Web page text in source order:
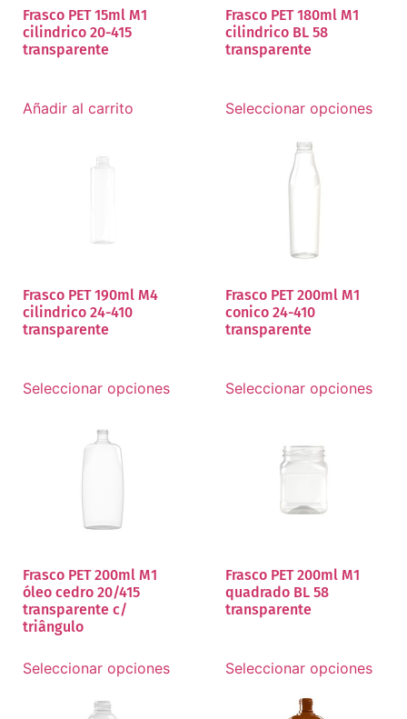
Frasco PET 15ml M1
cilindrico 20-415
transparente
Añadir al carrito
Frasco PET 180ml M1
cilindrico BL 58
transparente
Seleccionar opciones
Frasco PET 190ml M4
cilindrico 24-410
transparente
Seleccionar opciones
Frasco PET 200ml M1
conico 24-410
transparente
Seleccionar opciones
Frasco PET 200ml M1
óleo cedro 20/415
transparente c/
triângulo
Seleccionar opciones
Frasco PET 200ml M1
quadrado BL 58
transparente
Seleccionar opciones